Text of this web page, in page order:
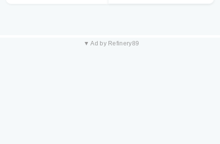
▼ Ad by Refinery89